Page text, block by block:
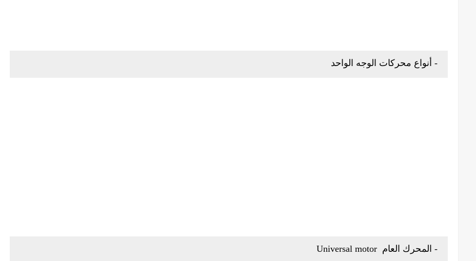
- أنواع محركات الوجه الواحد
- المحرك العام Universal motor